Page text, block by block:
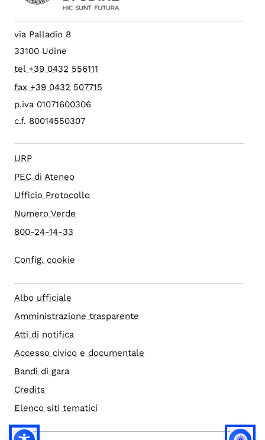
via Palladio 8
33100 Udine
tel +39 0432 556111
fax +39 0432 507715
p.iva 01071600306
c.f. 80014550307
URP
PEC di Ateneo
Ufficio Protocollo
Numero Verde
800-24-14-33
Config. cookie
Albo ufficiale
Amministrazione trasparente
Atti di notifica
Accesso civico e documentale
Bandi di gara
Credits
Elenco siti tematici